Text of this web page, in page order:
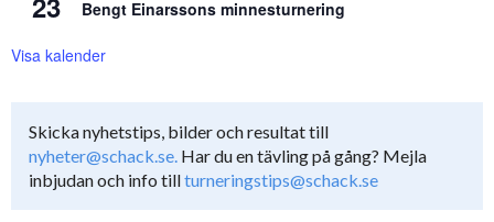
Bengt Einarssons minnesturnering
Visa kalender
Skicka nyhetstips, bilder och resultat till
nyheter@schack.se. Har du en tävling på gång? Mejla
inbjudan och info tillturneringstips@schack.se